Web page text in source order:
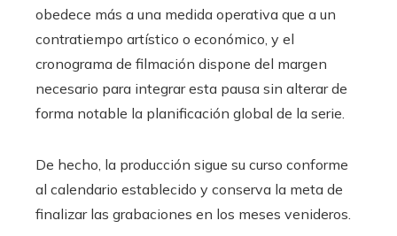
obedece más a una medida operativa que a un
contratiempo artístico o económico, y el
cronograma de filmación dispone del margen
necesario para integrar esta pausa sin alterar de
forma notable la planificación global de la serie.
De hecho, la producción sigue su curso conforme
al calendario establecido y conserva la meta de
finalizar las grabaciones en los meses venideros.